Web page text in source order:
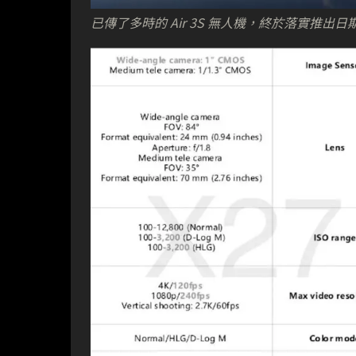
已傳了多時的 Air 3S 無人機，終於落實推出日